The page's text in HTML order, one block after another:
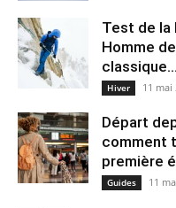
Test de la
Homme
classique...
Hiver 11 mai
Départ
comment
pre⁠mière
Guides 11